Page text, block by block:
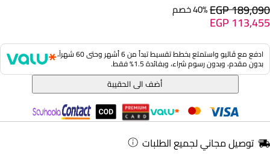
EGP 189,09040% خصم
EGP 113,455
ادفع مع ڤاليو واستمتع بخطط تقسيط تبدأ من 6 أشهر وحتى 60 شهراً،
بدون مقدم، وبدون رسوم شراء، وبفائدة 1.5% فقط.
أضف الى الحقيبة
توصيل مجاني لجميع الطلبات